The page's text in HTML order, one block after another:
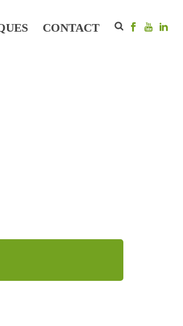
CONTACT